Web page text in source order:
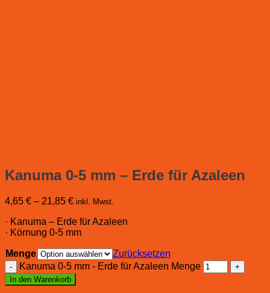
Kanuma 0-5 mm – Erde für Azaleen
4,65 € – 21,85 € inkl. Mwst.
· Kanuma – Erde für Azaleen
· Körnung 0-5 mm
Menge
Zurücksetzen
Kanuma 0-5 mm - Erde für Azaleen Menge
In den Warenkorb